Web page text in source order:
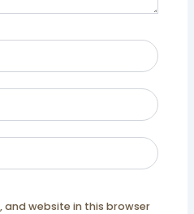
and website in this browser